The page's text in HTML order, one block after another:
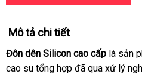
Mô tả chi tiết
Đôn dên Silicon cao cấp là sản
cao su tổng hợp Thái
đã qua xử lý